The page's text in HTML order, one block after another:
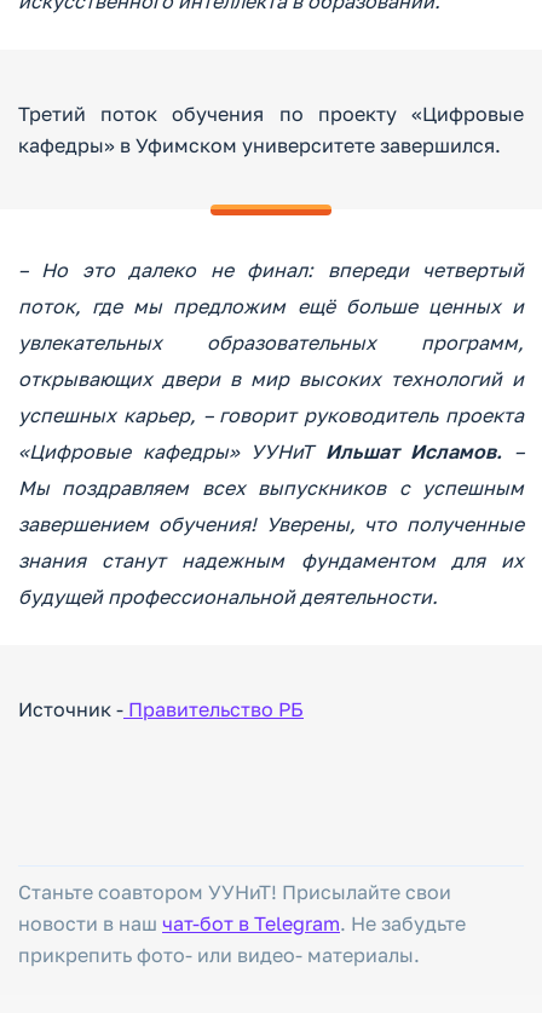
Третий поток обучения по проекту «Цифровые
кафедры» в Уфимском университете завершился.
– Но это далеко не финал: впереди четвертый
поток, где мы предложим ещё больше ценных и
увлекательных образовательных программ,
открывающих двери в мир высоких технологий и
успешных карьер, – говорит руководитель проекта
«Цифровые кафедры» УУНиТ Ильшат Исламов. –
Мы поздравляем всех выпускников с успешным
завершением обучения! Уверены, что полученные
знания станут надежным фундаментом для их
будущей профессиональной деятельности.
Источник - Правительство РБ
Станьте соавтором УУНиТ! Присылайте свои
новости в наш чат-бот в Telegram. Не забудьте
прикрепить фото- или видео- материалы.